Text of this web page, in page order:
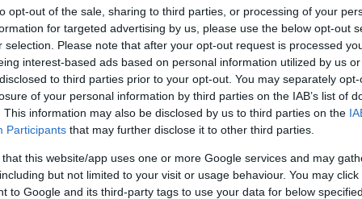
opt-out of the sale, sharing to third parties, or processing of your
for targeted advertising by us, please use the below opt-out
selection. Please note that after your opt-out request is processed
interest-based ads based on personal information utilized by us
to third parties prior to your opt-out. You may separately
of your personal information by third parties on the IAB’s list of
This information may also be disclosed by us to third parties on the
Participants that may further disclose it to other third parties.
that this website/app uses one or more Google services and may
but not limited to your visit or usage behaviour. You may
to Google and its third-party tags to use your data for below
tömegközlekedés villamos hampage bengáli